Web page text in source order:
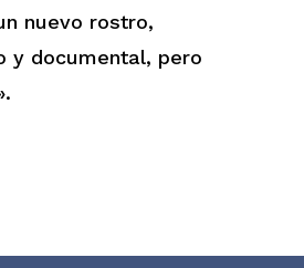
nuevo rostro,
y documental, pero